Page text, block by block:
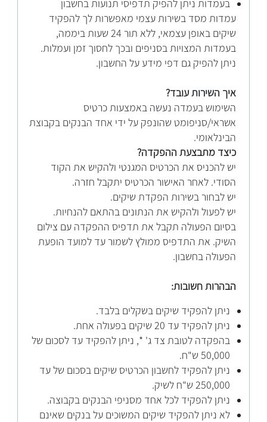
בעמדות ניתן להפיק תדפיסי תנועות בחשבון
עמדות מסד בשירות עצמי מאפשרות לך להפקיד
שיקים באופן עצמאי, ללא תור 24 שעות ביממה,
בעמדות המצויות בסניפים ובכך לחסוך זמן ועמלות.
ניתן להפיק גם דפי מידע על החשבון.
איך השירות עובד?
השימוש בעמדה נעשה באמצעות כרטיס
אשראי/סניפומט שהונפק על ידי אחד הבנקים בקבוצת
הבינלאומי.
כיצד מתבצעת ההפקדה?
יש להכניס את הכרטיס המגנטי ולהקיש את הקוד
הסודי. לאחר האישור הכרטיס יתקבל חזרה.
יש לבחור בשירות הפקדת שיקים.
יש לפעול ולהקיש את הנתונים בהתאם להנחיות.
בסיום הפעולה תקבל את תדפיס ההפקדה עם צילום
השיק. את התדפיס ממולץ לשמור עד למועד הופעת
הפעולה בחשבון.
הבהרות חשובות:
ניתן להפקיד שיקים בשקלים בלבד.
ניתן להפקיד עד 20 שיקים בפעולה אחת.
בהפקדה לטובת צד ג' *, ניתן להפקיד עד לסכום של
50,000 ש"ח.
ניתן להפקיד לחשבון הכרטיס שיקים בסכום של עד
250,000 ש"ח לשיק.
ניתן להפקיד לכל אחד מסניפי הבנקים בקבוצה.
לא ניתן להפקיד שיקים המשוכים על בנקים שאינם